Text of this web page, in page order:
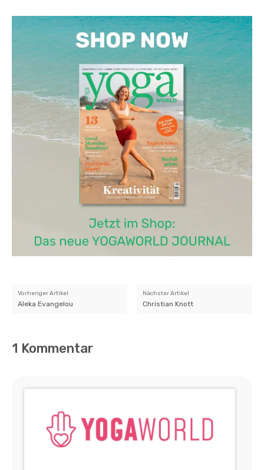
Vorheriger Artikel
Aleka Evangelou
Nächster Artikel
Christian Knott
1 Kommentar